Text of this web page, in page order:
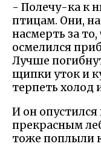
- Полечу-ка к
птицам. Они,
насмерть за
осмелился
Лучше
щипки уток и
терпеть холод
И он
прекрасным
тоже поплыли